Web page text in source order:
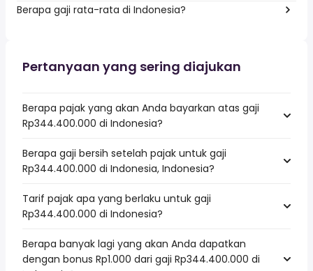
Berapa gaji rata-rata di Indonesia?
Pertanyaan yang sering diajukan
Berapa pajak yang akan Anda bayarkan atas gaji
Rp344.400.000 di Indonesia?
Berapa gaji bersih setelah pajak untuk gaji
Rp344.400.000 di Indonesia, Indonesia?
Tarif pajak apa yang berlaku untuk gaji
Rp344.400.000 di Indonesia?
Berapa banyak lagi yang akan Anda dapatkan
dengan bonus Rp1.000 dari gaji Rp344.400.000 di